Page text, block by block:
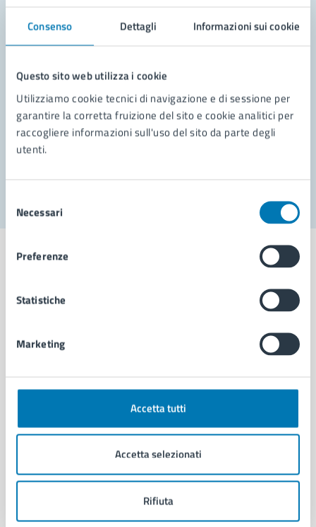
Consenso Dettagli Informazioni sui cookie
Questo sito web utilizza i cookie
Utilizziamo cookie tecnici di navigazione e di sessione per
garantire la corretta fruizione del sito e cookie analitici per
raccogliere informazioni sull'uso del sito da parte degli
utenti.
delNecessari
Preferenze
Statistiche
Marketing
Accetta tutti
Accetta selezionati
Rifiuta
Leggi le domande frequenti
Richiedi assistenza
Prenota appuntamento
Problemi in città
Comune di Napoli
AMMINISTRAZIONE
Organi di governo
Enti e fondazioni
Personale amministrativo
Intranet, posta aziendale e protocollo